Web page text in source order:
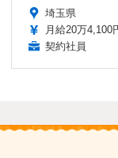
埼玉県
月給20万4,100
契約社員